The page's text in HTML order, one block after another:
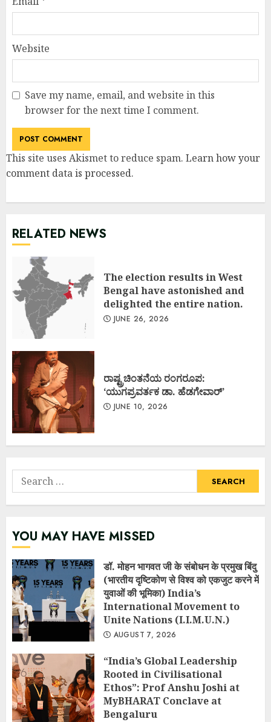
Website
Save my name, email, and website in this
browser for the next time I comment.
This site uses Akismet to reduce spam. Learn how your
comment data is processed.
RELATED NEWS
The election results in West
Bengal have astonished and
delighted the entire nation.
JUNE 26, 2026
ರಾಷ್ಟ್ರಚಿಂತನೆಯ ರಂಗರೂಪ:
‘ಯುಗಪ್ರವರ್ತಕ ಡಾ. ಹೆಡಗೇವಾರ್’
JUNE 10, 2026
Search
for:
YOU MAY HAVE MISSED
डॉ. मोहन भागवत जी के संबोधन के प्रमुख बिंदु
(भारतीय दृष्टिकोण से विश्व को एकजुट करने में
युवाओं की भूमिका) India’s
International Movement to
Unite Nations (I.I.M.U.N.)
AUGUST 7, 2026
“India’s Global Leadership
Rooted in Civilisational
Ethos”: Prof Anshu Joshi at
MyBHARAT Conclave at
Bengaluru